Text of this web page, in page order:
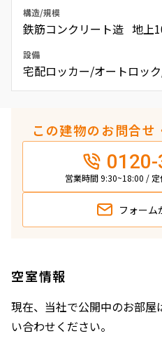
構造/規模
鉄筋コンクリート造 地上
設備
宅配ロッカー/オートロッ
この建物のお問合
営業時間 9:30~18:00 /
フォーム
空室情報
現在、当社で公開中のお部
い合わせください。